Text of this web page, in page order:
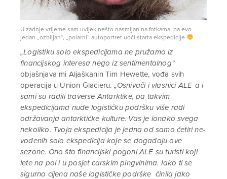
U zadnje vrijeme sam uvijek nešto nasmijan na fotkama, pa evo
jedan „ozbiljan“, „polarni“ autoportret uoči starta ekspedicije
„Logistiku solo ekspedicijama ne pružamo iz
financijskog interesa nego iz sentimentalnog“
objašnjava mi Aljaškanin Tim Hewette, vođa svih
operacija u Union Glacieru. „Osnivači i vlasnici ALE-a i
sami su radili traverse Antarktike, pa takvim
ekspedicijama nude logističku podršku više radi
održavanja antarktičke kulture. Vas je ionako svega
nekoliko. Tvoja ekspedicija je jedna od samo četiri ne-
vođenih solo ekspedicija koje se događaju ove
sezone. Ono što financijski pogoni ALE su turisti koji
lete na pol i u posjet carskim pingvinima. Iako ti se
sigurno cijena naše logističke podrške činila jako